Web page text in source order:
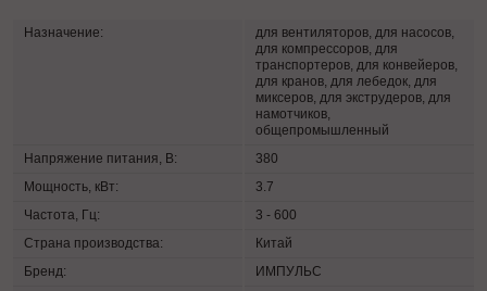
Назначение:
для вентиляторов, для насосов,
для компрессоров, для
транспортеров, для конвейеров,
для кранов, для лебедок, для
миксеров, для экструдеров, для
намотчиков,
общепромышленный
Напряжение питания, В:
380
Мощность, кВт:
3.7
Частота, Гц:
3 - 600
Страна производства:
Китай
Бренд:
ИМПУЛЬС